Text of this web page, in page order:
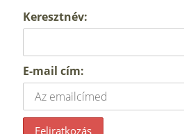
Keresztnév:
E-mail cím: